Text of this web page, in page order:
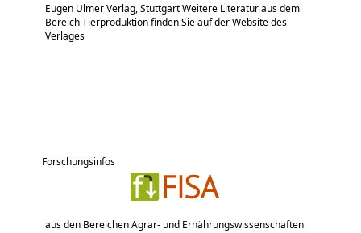
Eugen Ulmer Verlag, Stuttgart Weitere Literatur aus dem
Bereich Tierproduktion finden Sie auf der Website des
Verlages
Forschungsinfos
aus den Bereichen Agrar- und Ernährungswissenschaften